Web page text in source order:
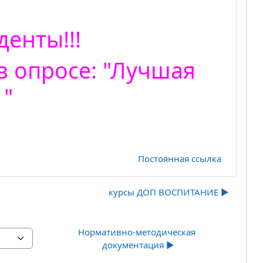
опросе: "Лучшая
Постоянная ссылка
курсы ДОП ВОСПИТАНИЕ ▶︎
Нормативно-методическая
документация ▶︎